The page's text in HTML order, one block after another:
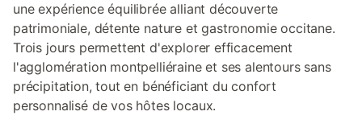
une expérience équilibrée alliant découverte
patrimoniale, détente nature et gastronomie occitane.
Trois jours permettent d'explorer efficacement
l'agglomération montpelliéraine et ses alentours sans
précipitation, tout en bénéficiant du confort
personnalisé de vos hôtes locaux.